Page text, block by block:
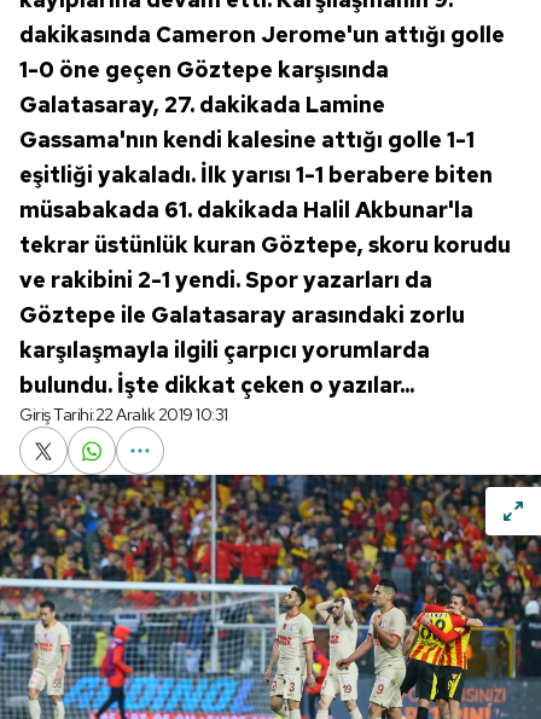
dakikasında Cameron Jerome'un attığı golle
1-0 öne geçen Göztepe karşısında
Galatasaray, 27. dakikada Lamine
Gassama'nın kendi kalesine attığı golle 1-1
eşitliği yakaladı. İlk yarısı 1-1 berabere biten
müsabakada 61. dakikada Halil Akbunar'la
tekrar üstünlük kuran Göztepe, skoru korudu
ve rakibini 2-1 yendi. Spor yazarları da
Göztepe ile Galatasaray arasındaki zorlu
karşılaşmayla ilgili çarpıcı yorumlarda
bulundu. İşte dikkat çeken o yazılar...
Giriş Tarihi:22 Aralık 2019 10:31